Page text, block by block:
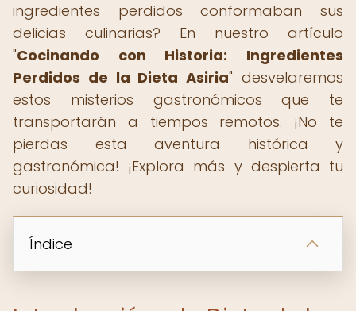
ingredientes perdidos conformaban sus
delicias culinarias? En nuestro artículo
"Cocinando con Historia: Ingredientes
Perdidos de la Dieta Asiria" desvelaremos
estos misterios gastronómicos que te
transportarán a tiempos remotos. ¡No te
pierdas esta aventura histórica y
gastronómica! ¡Explora más y despierta tu
curiosidad!
Índice